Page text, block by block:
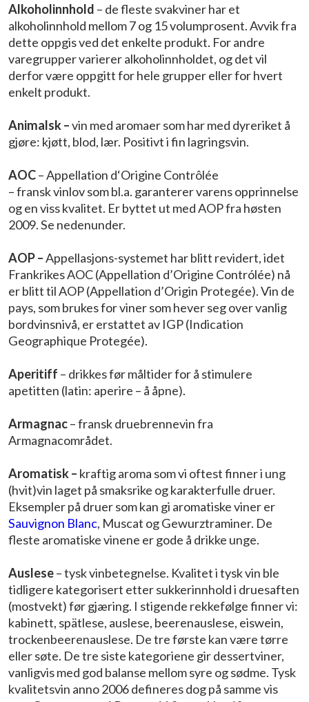
Alkoholinnhold – de fleste svakviner har et
alkoholinnhold mellom 7 og 15 volumprosent. Avvik fra
dette oppgis ved det enkelte produkt. For andre
varegrupper varierer alkoholinnholdet, og det vil
derfor være oppgitt for hele grupper eller for hvert
enkelt produkt.
Animalsk –vin med aromaer som har med dyreriket å
gjøre: kjøtt, blod, lær. Positivt i fin lagringsvin.
AOC– Appellation d‘Origine Contrôlée
– fransk vinlov som bl.a. garanterer varens opprinnelse
og en viss kvalitet. Er byttet ut med AOP fra høsten
2009. Se nedenunder.
AOP –Appellasjons-systemet har blitt revidert, idet
Frankrikes AOC (Appellation d’Origine Contrólée) nå
er blitt til AOP (Appellation d’Origin Protegée). Vin de
pays, som brukes for viner som hever seg over vanlig
bordvinsnivå, er erstattet av IGP (Indication
Geographique Protegée).
Aperitiff – drikkes før måltider for å stimulere
apetitten (latin: aperire – å åpne).
Armagnac– fransk druebrennevin fra
Armagnacområdet.
Aromatisk – kraftig aroma som vi oftest finner i ung
(hvit)vin laget på smaksrike og karakterfulle druer.
Eksempler på druer som kan gi aromatiske viner er
Sauvignon Blanc, Muscat og Gewurztraminer. De
fleste aromatiske vinene er gode å drikke unge.
Auslese– tysk vinbetegnelse. Kvalitet i tysk vin ble
tidligere kategorisert etter sukkerinnhold i druesaften
(mostvekt) før gjæring. I stigende rekkefølge finner vi:
kabinett, spätlese, auslese, beerenauslese, eiswein,
trockenbeerenauslese. De tre første kan være tørre
eller søte. De tre siste kategoriene gir dessertviner,
vanligvis med god balanse mellom syre og sødme. Tysk
kvalitetsvin anno 2006 defineres dog på samme vis